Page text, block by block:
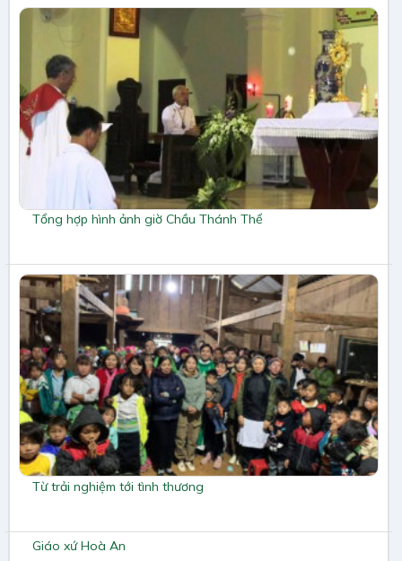
Tổng hợp hình ảnh giờ Chầu Thánh Thể
Từ trải nghiệm tới tình thương
Giáo xứ Hoà An